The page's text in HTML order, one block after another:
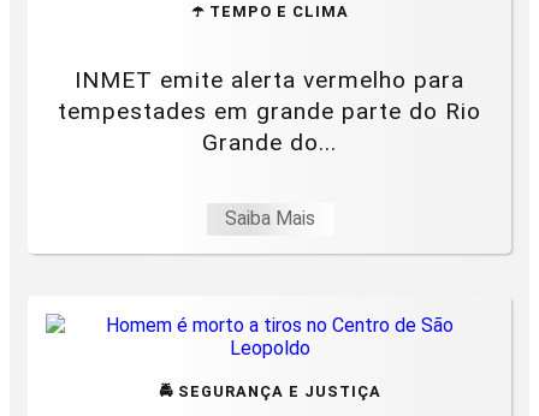
☂️ TEMPO E CLIMA
INMET emite alerta vermelho para
tempestades em grande parte do Rio
Grande do...
Saiba Mais
🚔 SEGURANÇA E JUSTIÇA